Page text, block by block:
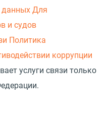
данных Для
и судов
Политика
коррупции
услуги связи только